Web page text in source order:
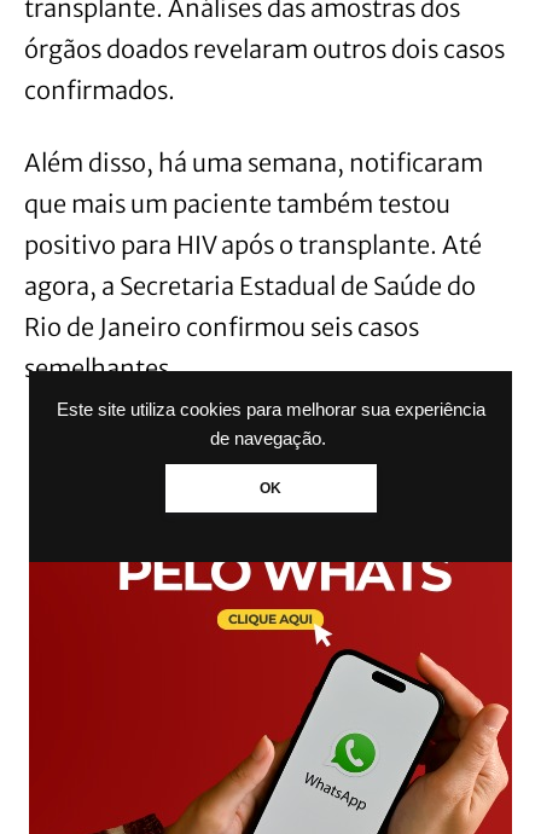
Este site utiliza cookies para melhorar sua experiência
de navegação.
OK
transplante. Análises das amostras dos
órgãos doados revelaram outros dois casos
confirmados.
Além disso, há uma semana, notificaram
que mais um paciente também testou
positivo para HIV após o transplante. Até
agora, a Secretaria Estadual de Saúde do
Rio de Janeiro confirmou seis casos
semelhantes.